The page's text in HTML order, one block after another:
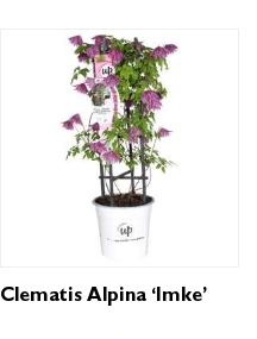
Clematis Alpina ‘Imke’